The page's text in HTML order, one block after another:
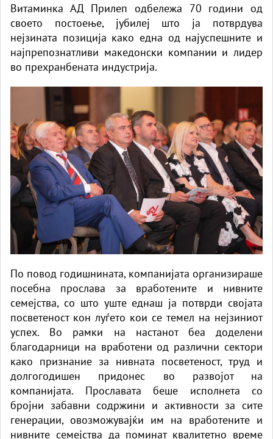
Витаминка АД Прилеп одбележа 70 години од
своето постоење, јубилеј што ја потврдува
нејзината позиција како една од најуспешните и
најпрепознатливи македонски компании и лидер
во прехранбената индустрија.
По повод годишнината, компанијата организираше
посебна прослава за вработените и нивните
семејства, со што уште еднаш ја потврди својата
посветеност кон луѓето кои се темел на нејзиниот
успех. Во рамки на настанот беа доделени
благодарници на вработени од различни сектори
како признание за нивната посветеност, труд и
долгогодишен придонес во развојот на
компанијата. Прославата беше исполнета со
бројни забавни содржини и активности за сите
генерации, овозможувајќи им на вработените и
нивните семејства да поминат квалитетно време